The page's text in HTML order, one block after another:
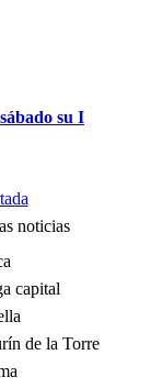
su I
noticias
capital
de la Torre